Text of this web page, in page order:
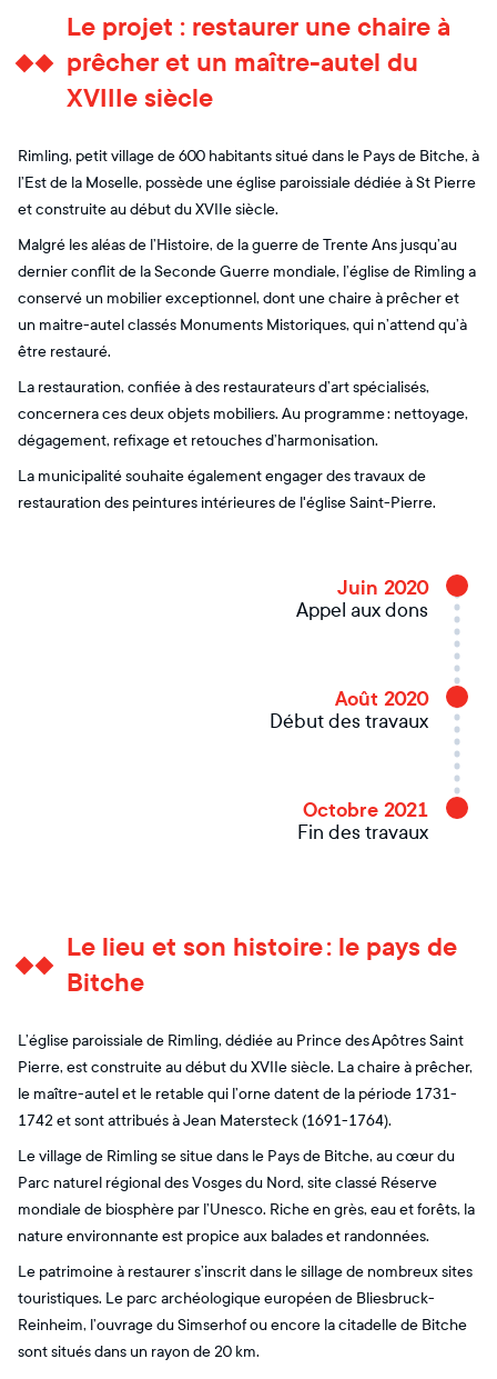
Le projet : restaurer une chaire à
prêcher et un maître-autel du
XVIIIe siècle
Rimling, petit village de 600 habitants situé dans le Pays de Bitche, à
l’Est de la Moselle, possède une église paroissiale dédiée à St Pierre
et construite au début du XVIIe siècle.
Malgré les aléas de l’Histoire, de la guerre de Trente Ans jusqu’au
dernier conflit de la Seconde Guerre mondiale, l’église de Rimling a
conservé un mobilier exceptionnel, dont une chaire à prêcher et
un maitre-autel classés Monuments Mistoriques, qui n’attend qu’à
être restauré.
La restauration, confiée à des restaurateurs d’art spécialisés,
concernera ces deux objets mobiliers. Au programme : nettoyage,
dégagement, refixage et retouches d’harmonisation.
La municipalité souhaite également engager des travaux de
restauration des peintures intérieures de l'église Saint-Pierre.
Juin 2020
Appel aux dons
Août 2020
Début des travaux
Octobre 2021
Fin des travaux
Le lieu et son histoire : le pays de
Bitche
L’église paroissiale de Rimling, dédiée au Prince des Apôtres Saint
Pierre, est construite au début du XVIIe siècle. La chaire à prêcher,
le maître-autel et le retable qui l’orne datent de la période 1731-
1742 et sont attribués à Jean Matersteck (1691-1764).
Le village de Rimling se situe dans le Pays de Bitche, au cœur du
Parc naturel régional des Vosges du Nord, site classé Réserve
mondiale de biosphère par l’Unesco. Riche en grès, eau et forêts, la
nature environnante est propice aux balades et randonnées.
Le patrimoine à restaurer s’inscrit dans le sillage de nombreux sites
touristiques. Le parc archéologique européen de Bliesbruck-
Reinheim, l’ouvrage du Simserhof ou encore la citadelle de Bitche
sont situés dans un rayon de 20 km.